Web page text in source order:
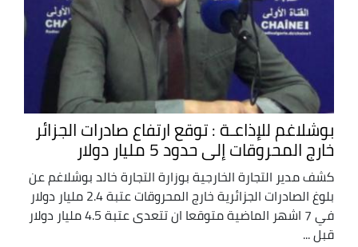
بوشلاغم للإذاعـة : توقع ارتفاع صادرات الجزائر
خارج المحروقات إلى حدود 5 مليار دولار
كشف مدير التجارة الخارجية بوزارة التجارة خالد بوشلاغم عن
بلوغ الصادرات الجزائرية خارج المحروقات عتبة 2.4 مليار دولار
في 7 اشهر الماضية متوقعا ان تتعدى عتبة 4.5 مليار دولار
قبل ...